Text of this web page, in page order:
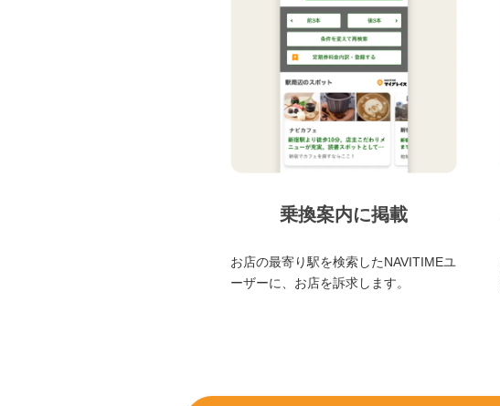
乗換案内に掲載
お店の最寄り駅を検索したNAVITIMEユ
ーザーに、お店を訴求します。